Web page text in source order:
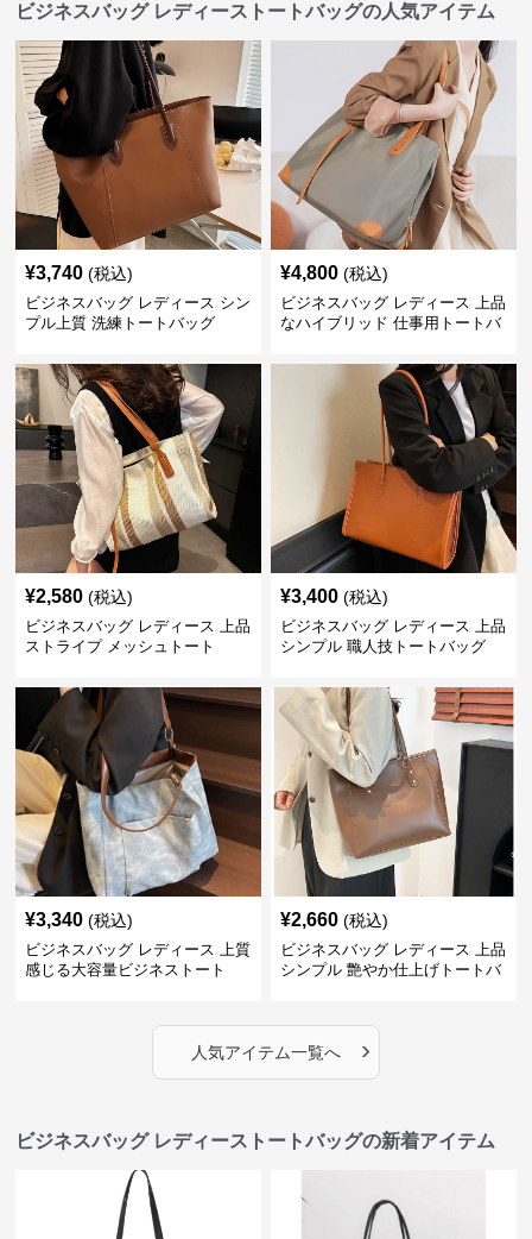
ビジネスバッグ レディーストートバッグの人気アイテム
¥3,740 (税込)
ビジネスバッグ レディース シン
プル上質 洗練トートバッグ
¥4,800 (税込)
ビジネスバッグ レディース 上品
なハイブリッド 仕事用トートバ
¥2,580 (税込)
ビジネスバッグ レディース 上品
ストライプ メッシュトート
¥3,400 (税込)
ビジネスバッグ レディース 上品
シンプル 職人技トートバッグ
¥3,340 (税込)
ビジネスバッグ レディース 上質
感じる大容量ビジネストート
¥2,660 (税込)
ビジネスバッグ レディース 上品
シンプル 艶やか仕上げトートバ
人気アイテム一覧へ ›
ビジネスバッグ レディーストートバッグの新着アイテム